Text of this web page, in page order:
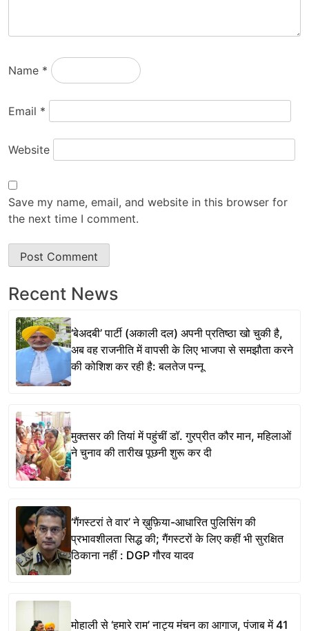
Name *
Email *
Website
Save my name, email, and website in this browser for
the next time I comment.
Recent News
‘बेअदबी’ पार्टी (अकाली दल) अपनी प्रतिष्ठा खो चुकी है,
अब वह राजनीति में वापसी के लिए भाजपा से समझौता करने
की कोशिश कर रही है: बलतेज पन्नू
मुक्तसर की तियां में पहुंचीं डॉ. गुरप्रीत कौर मान, महिलाओं
ने चुनाव की तारीख पूछनी शुरू कर दी
‘गैंगस्टरां ते वार’ ने ख़ुफ़िया-आधारित पुलिसिंग की
प्रभावशीलता सिद्ध की; गैंगस्टरों के लिए कहीं भी सुरक्षित
ठिकाना नहीं : DGP गौरव यादव
मोहाली से ‘हमारे राम’ नाट्य मंचन का आगाज, पंजाब में 41